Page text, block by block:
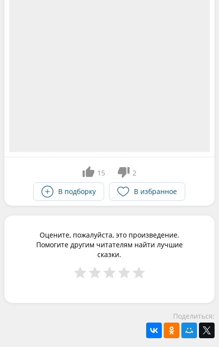
15
2
В подборку
В избранное
Оцените, пожалуйста, это произведение.
Помогите другим читателям найти лучшие
сказки.
Поделиться: